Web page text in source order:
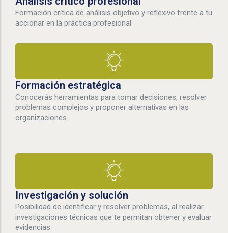
Formación crítica de análisis objetivo y reflexivo frente a tu
accionar en la práctica profesional
Formación estratégica
Conocerás herramientas para tomar decisiones, resolver
problemas complejos y proponer alternativas en las
organizaciones.
Investigación y solución
Posibilidad de identificar y resolver problemas, al realizar
investigaciones técnicas que te permitan obtener y evaluar
evidencias.